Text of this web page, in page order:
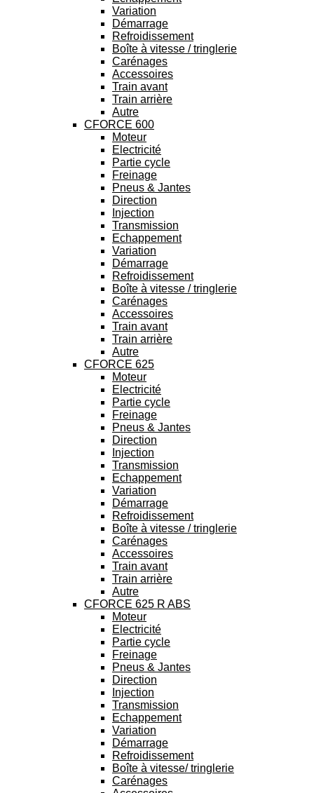
Variation
Démarrage
Refroidissement
Boîte à vitesse / tringlerie
Carénages
Accessoires
Train avant
Train arrière
Autre
CFORCE 600
Moteur
Electricité
Partie cycle
Freinage
Pneus & Jantes
Direction
Injection
Transmission
Echappement
Variation
Démarrage
Refroidissement
Boîte à vitesse / tringlerie
Carénages
Accessoires
Train avant
Train arrière
Autre
CFORCE 625
Moteur
Electricité
Partie cycle
Freinage
Pneus & Jantes
Direction
Injection
Transmission
Echappement
Variation
Démarrage
Refroidissement
Boîte à vitesse / tringlerie
Carénages
Accessoires
Train avant
Train arrière
Autre
CFORCE 625 R ABS
Moteur
Electricité
Partie cycle
Freinage
Pneus & Jantes
Direction
Injection
Transmission
Echappement
Variation
Démarrage
Refroidissement
Boîte à vitesse/ tringlerie
Carénages